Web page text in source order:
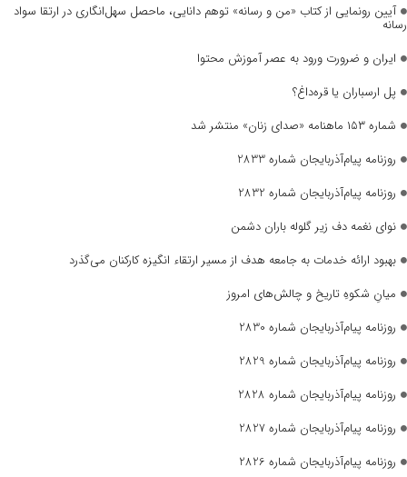
آیین رونمایی از کتاب «من و رسانه» توهم دانایی، ماحصل سهل‌انگاری در ارتقا سواد
رسانه
ایران و ضرورت ورود به عصر آموزش محتوا
پل ارسباران یا قره‌داغ؟
شماره ۱۵۳ ماهنامه «صدای زنان» منتشر شد
روزنامه پیام‌آذربایجان شماره 2833
روزنامه پیام‌آذربایجان شماره 2832
نوای نغمه دف زیر گلوله باران دشمن
بهبود ارائه خدمات به جامعه هدف از مسیر ارتقاء انگیزه کارکنان می‌گذرد
میانِ شکوهِ تاریخ و چالش‌های امروز
روزنامه پیام‌آذربایجان شماره 2830
روزنامه پیام‌آذربایجان شماره 2829
روزنامه پیام‌آذربایجان شماره 2828
روزنامه پیام‌آذربایجان شماره 2827
روزنامه پیام‌آذربایجان شماره 2826